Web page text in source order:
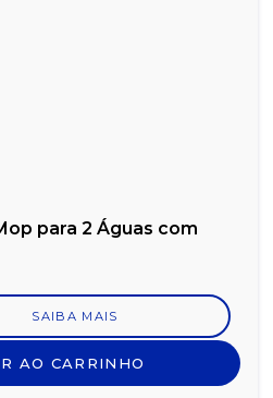
para 2 Águas com
SAIBA MAIS
AO CARRINHO